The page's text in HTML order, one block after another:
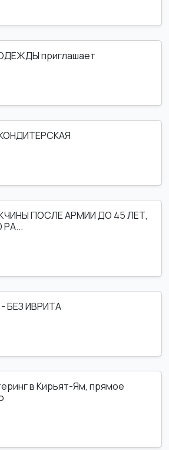
приглашает
ПОСЛЕ АРМИИ ДО 45 ЛЕТ,
БЕЗ ИВРИТА
в Кирьят-Ям, прямое